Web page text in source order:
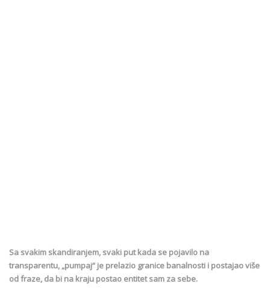
Sa svakim skandiranjem, svaki put kada se pojavilo na
transparentu, „pumpaj“ je prelazio granice banalnosti i postajao više
od fraze, da bi na kraju postao entitet sam za sebe.